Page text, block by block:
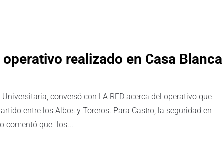
realizado en Casa Blanca
conversó con LA RED acerca del operativo que
entre los Albos y Toreros. Para Castro, la seguridad en
comentó que "los...